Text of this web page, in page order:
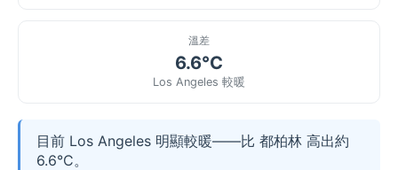
溫差
6.6°C
Los Angeles 較暖
目前 Los Angeles 明顯較暖——比 都柏林 高出約
6.6°C。